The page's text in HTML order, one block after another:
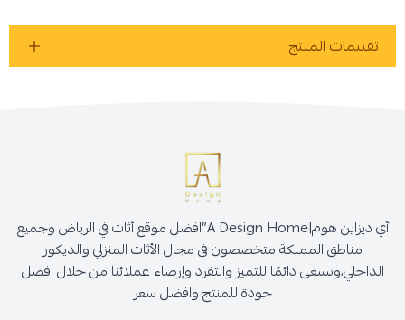
تقييمات المنتج
آي ديزاين هوم|A Design Home”افضل موقع أثاث في الرياض وجميع
مناطق المملكة متخصصون في مجال الأثاث المنزلي والديكور
الداخلي،ونسعى دائمًا للتميز والتفرد وإرضاء عملائنا من خلال افضل
جودة للمنتج وافضل سعر